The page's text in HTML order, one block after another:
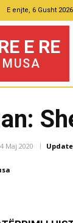
E enjte, 6 Gusht 2026
E RE
4 Maj 2020